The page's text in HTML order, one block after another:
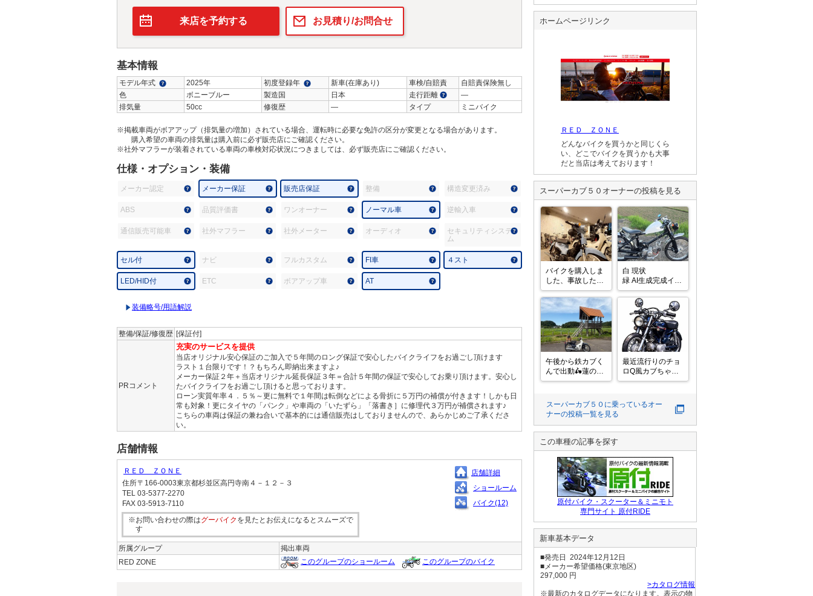
来店を予約する お見積り/お問合せ
基本情報
モデル年式 2025年 初度登録年 新車(在庫あり) 車検/自賠責
自賠責保険無し
色
ボニーブルー 製造国 日本 走行距離
―
排気量
50cc 修復歴 ― タイプ ミニバイク
※掲載車両がボアアップ（排気量の増加）されている場合、運転時に必要な免許の区分が変更となる場合があります。
購入希望の車両の排気量は購入前に必ず販売店にご確認ください。
※社外マフラーが装着されている車両の車検対応状況につきましては、必ず販売店にご確認ください。
仕様・オプション・装備
メーカー認定 メーカー保証 販売店保証 整備 構造変更済み
ABS 品質評価書 ワンオーナー ノーマル車 逆輸入車
通信販売可能車 社外マフラー 社外メーター オーディオ
セキュリティシステ
ム
セル付 ナビ フルカスタム FI車 ４スト
LED/HID付 ETC ボアアップ車 AT
装備略号/用語解説
整備/保証/修復歴 [保証付]
PRコメント
充実のサービスを提供
当店オリジナル安心保証のご加入で５年間のロング保証で安心したバイクライフをお過ごし頂けます
ラスト１台限りです！？もちろん即納出来ますよ♪
メーカー保証２年＋当店オリジナル延長保証３年＝合計５年間の保証で安心してお乗り頂けます。安心し
たバイクライフをお過ごし頂けると思っております。
ローン実質年率４．５％～更に無料で１年間は転倒などによる骨折に５万円の補償が付きます！しかも日
常も対象！更にタイヤの「パンク」や車両の「いたずら」「落書き］に修理代３万円が補償されます♪
こちらの車両は保証の兼ね合いで基本的には通信販売はしておりませんので、あらかじめご了承くださ
い。
店舗情報
ＲＥＤ ＺＯＮＥ
住所〒166-0003東京都杉並区高円寺南４－１２－３
TEL 03-5377-2270
FAX 03-5913-7110
※お問い合わせの際はグーバイク を見たとお伝えになるとスムーズで
す
店舗詳細
ショールーム
バイク(12)
所属グループ
掲出車両
RED ZONE
このグループのショールーム このグループのバイク
ホームページリンク
ＲＥＤ ＺＯＮＥ
どんなバイクを買うかと同じくら
い、どこでバイクを買うかも大事
だと当店は考えております！
スーパーカブ５０ オーナーの投稿を見る
バイクを購入しま
した、事故したバ
イクなんだから
色々な修理をしな
きゃだな。。。一
応ここまでが出来
て感謝します。
白 現状
緑 AI生成完成イメ
ージ
完成までいつまで
かかるのか…完成
したらカブミーテ
ィング行ってみた
いですね
午後から鉄カブく
んで出動🛵蓮の花
を見に行きました
ない💦そこに犬の
散歩をしているお
ばちゃんが「見頃
なければダメよ
~」と言われまし
た💧勉強になりま
した😆
最近流行りのチョ
ロQ風カブちゃん
😁
スーパーカブ５０ に乗っているオー
ナーの投稿一覧を見る
この車種の記事を探す
原付バイク・スクーター＆ミニモト
専門サイト 原付RIDE
新車基本データ
■発売日 2024年12月12日
■メーカー希望価格(東京地区)
297,000 円
>カタログ情報
※最新のカタログデータになります。表示の物